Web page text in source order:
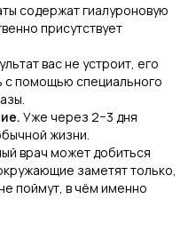
содержат гиалуроновую
присутствует
вас не устроит, его
с помощью специального
Уже через 2−3 дня
жизни.
врач может добиться
заметят только,
поймут, в чём именно